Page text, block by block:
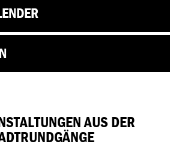
AUS DER